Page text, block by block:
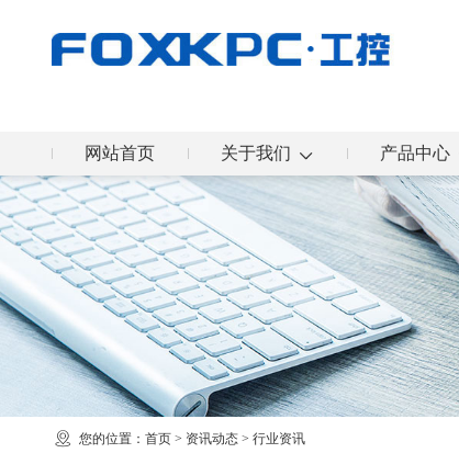
网站首页 关于我们 产品中心
您的位置： 首页 > 资讯动态 > 行业资讯